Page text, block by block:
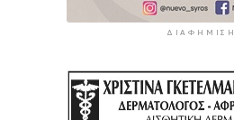
ΔΙΑΦΉΜΙΣΗ